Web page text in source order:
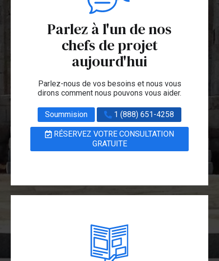
Parlez à l'un de nos
chefs de projet
aujourd'hui
Parlez-nous de vos besoins et nous vous
dirons comment nous pouvons vous aider.
Soummision 1 (888) 651-4258
RÉSERVEZ VOTRE CONSULTATION
GRATUITE